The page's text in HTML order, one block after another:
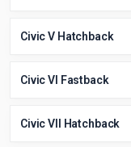
Civic V Hatchback
Civic VI Fastback
Civic VII Hatchback